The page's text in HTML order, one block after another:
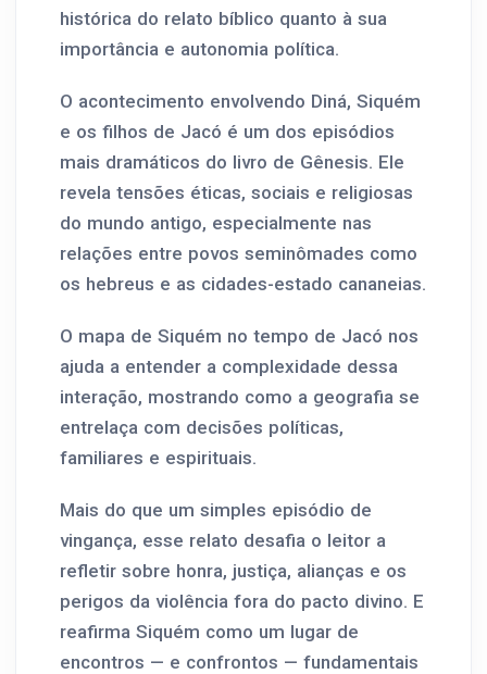
histórica do relato bíblico quanto à sua
importância e autonomia política.
O acontecimento envolvendo Diná, Siquém
e os filhos de Jacó é um dos episódios
mais dramáticos do livro de Gênesis. Ele
revela tensões éticas, sociais e religiosas
do mundo antigo, especialmente nas
relações entre povos seminômades como
os hebreus e as cidades-estado cananeias.
O mapa de Siquém no tempo de Jacó nos
ajuda a entender a complexidade dessa
interação, mostrando como a geografia se
entrelaça com decisões políticas,
familiares e espirituais.
Mais do que um simples episódio de
vingança, esse relato desafia o leitor a
refletir sobre honra, justiça, alianças e os
perigos da violência fora do pacto divino. E
reafirma Siquém como um lugar de
encontros — e confrontos — fundamentais